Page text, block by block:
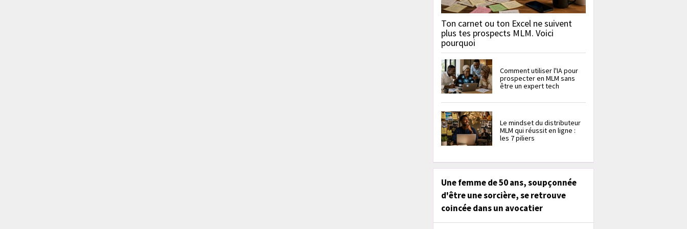
Ton carnet ou ton Excel ne suivent
plus tes prospects MLM. Voici
pourquoi
Comment utiliser l'IA pour
prospecter en MLM sans
être un expert tech
Le mindset du distributeur
MLM qui réussit en ligne :
les 7 piliers
Une femme de 50 ans, soupçonnée
d'être une sorcière, se retrouve
coincée dans un avocatier